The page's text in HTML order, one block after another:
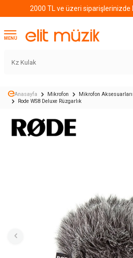
2000 TL ve üzeri siparişlerinizde
MENÜ
Anasayfa Mikrofon Mikrofon Aksesuarları
Rode WS8 Deluxe Rüzgarlık